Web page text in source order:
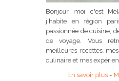
Bonjour, moi c'est
j’habite en région
passionnée de cuisine,
de voyage. Vous
meilleures recettes,
culinaire et mes
En savoir plus -